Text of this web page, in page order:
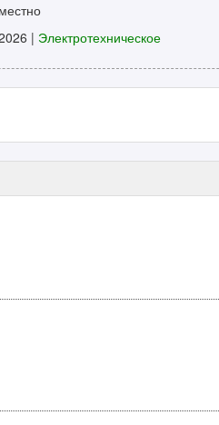
| Электротехническое